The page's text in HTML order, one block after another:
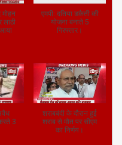
लाठी
आया
एमपी: दतिया डकैती की
योजना बनाते 5
गिरफ्तार।
3
शराबबंदी के दौरान हुई
शराब से मौत पर सीएम
का निर्णय।